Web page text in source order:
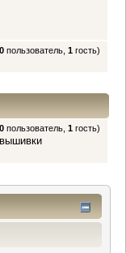
0 пользователь,1 гость)
0 пользователь,1 гость)